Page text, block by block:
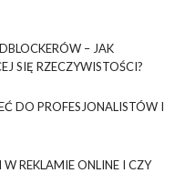
– JAK
SIĘ RZECZYWISTOŚCI?
DO PROFESJONALISTÓW I
REKLAMIE ONLINE I CZY